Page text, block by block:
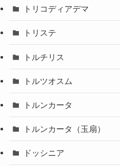
トリコディアデマ
トリステ
トルチリス
トルツオスム
トルンカータ
トルンカータ（玉扇）
ドッシニア